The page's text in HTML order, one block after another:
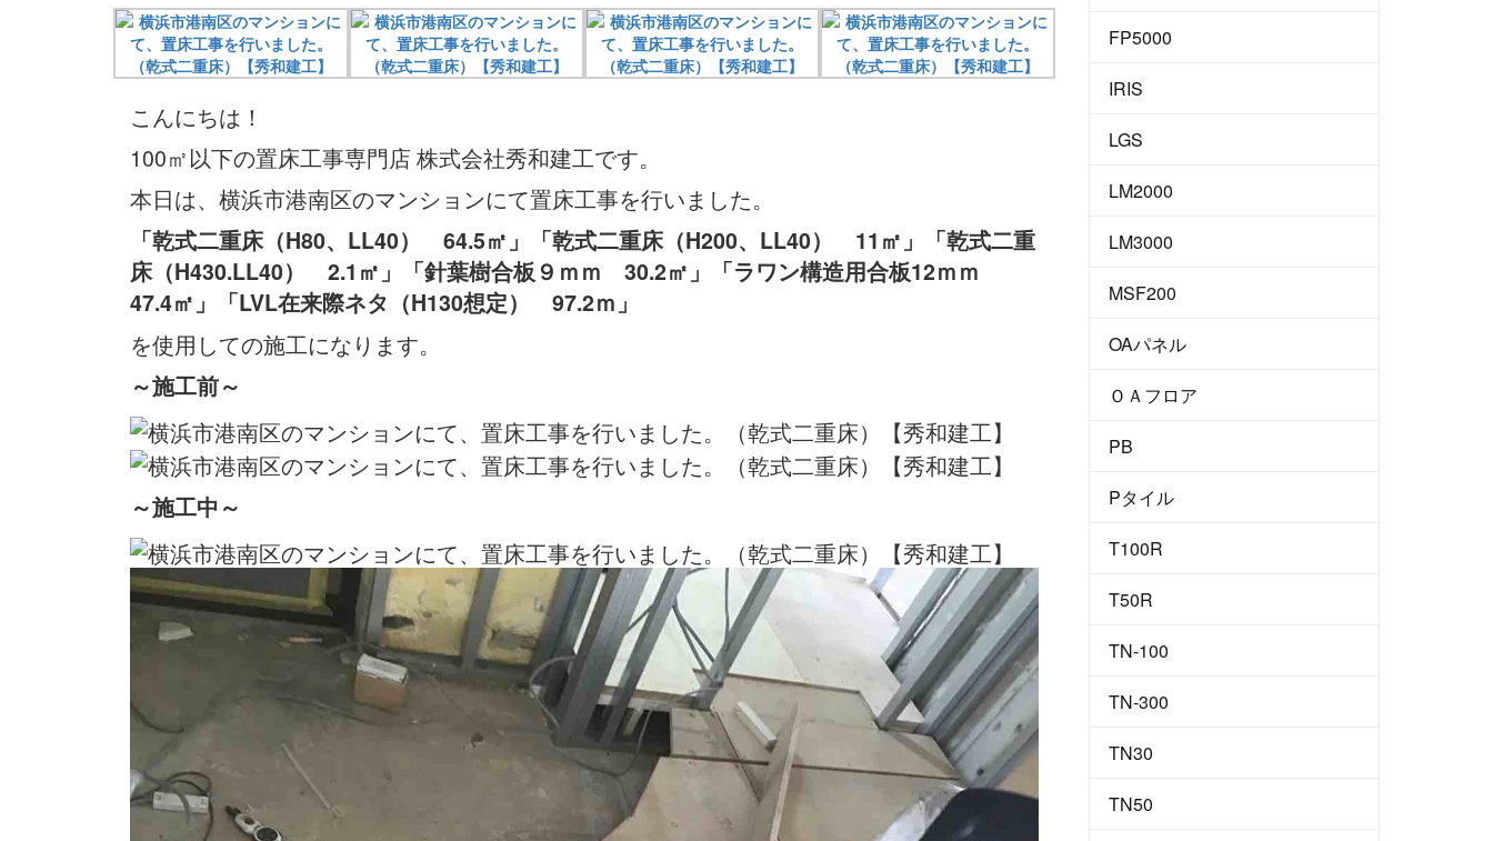
こんにちは！
100㎡以下の置床工事専門店 株式会社秀和建工です。
本日は、横浜市港南区のマンションにて置床工事を行いました。
「乾式二重床（H80、LL40） 64.5㎡」「乾式二重床（H200、LL40） 11㎡」「乾式二重
床（H430.LL40） 2.1㎡」「針葉樹合板９ｍｍ 30.2㎡」「ラワン構造用合板12ｍｍ
47.4㎡」「LVL在来際ネタ（H130想定） 97.2ｍ」
を使用しての施工になります。
～施工前～
～施工中～
FP5000
IRIS
LGS
LM2000
LM3000
MSF200
OAパネル
ＯＡフロア
PB
Pタイル
T100R
T50R
TN-100
TN-300
TN30
TN50